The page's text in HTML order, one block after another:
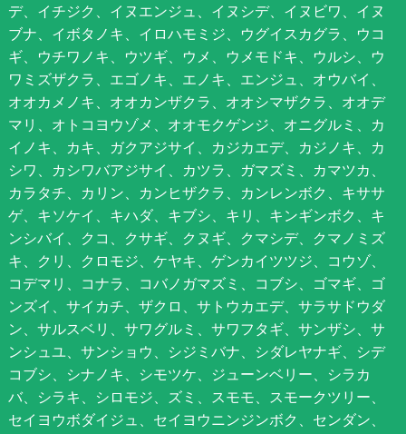
デ、イチジク、イヌエンジュ、イヌシデ、イヌビワ、イヌ
ブナ、イボタノキ、イロハモミジ、ウグイスカグラ、ウコ
ギ、ウチワノキ、ウツギ、ウメ、ウメモドキ、ウルシ、ウ
ワミズザクラ、エゴノキ、エノキ、エンジュ、オウバイ、
オオカメノキ、オオカンザクラ、オオシマザクラ、オオデ
マリ、オトコヨウゾメ、オオモクゲンジ、オニグルミ、カ
イノキ、カキ、ガクアジサイ、カジカエデ、カジノキ、カ
シワ、カシワバアジサイ、カツラ、ガマズミ、カマツカ、
カラタチ、カリン、カンヒザクラ、カンレンボク、キササ
ゲ、キソケイ、キハダ、キブシ、キリ、キンギンボク、キ
ンシバイ、クコ、クサギ、クヌギ、クマシデ、クマノミズ
キ、クリ、クロモジ、ケヤキ、ゲンカイツツジ、コウゾ、
コデマリ、コナラ、コバノガマズミ、コブシ、ゴマギ、ゴ
ンズイ、サイカチ、ザクロ、サトウカエデ、サラサドウダ
ン、サルスベリ、サワグルミ、サワフタギ、サンザシ、サ
ンシュユ、サンショウ、シジミバナ、シダレヤナギ、シデ
コブシ、シナノキ、シモツケ、ジューンベリー、シラカ
バ、シラキ、シロモジ、ズミ、スモモ、スモークツリー、
セイヨウボダイジュ、セイヨウニンジンボク、センダン、